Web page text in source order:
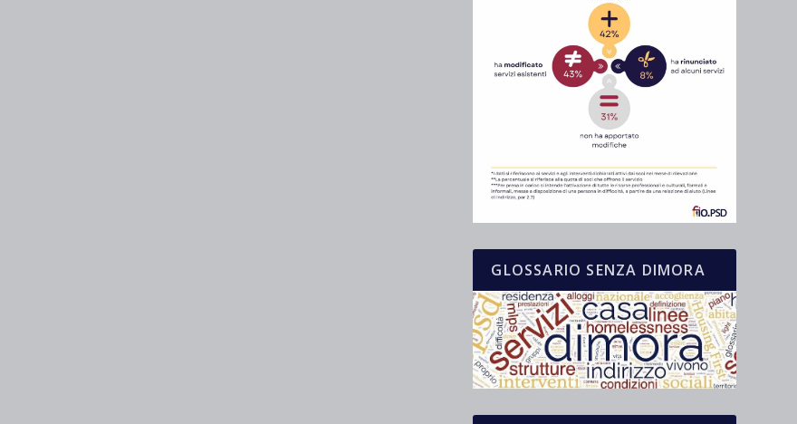
GLOSSARIO SENZA DIMORA